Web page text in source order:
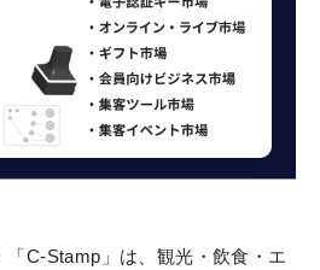
「C-Stamp」は、観光・飲食・エ